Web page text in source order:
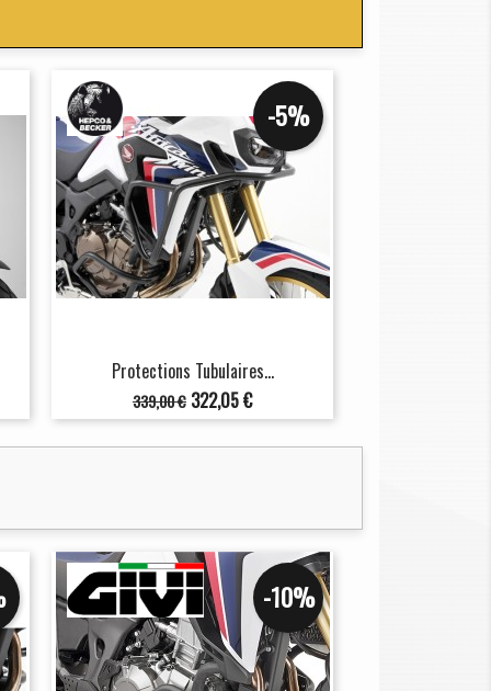
Protections Tubulaires...
Prix
de
base
339,00 €
-5%
Prix
322,05 €
-10%